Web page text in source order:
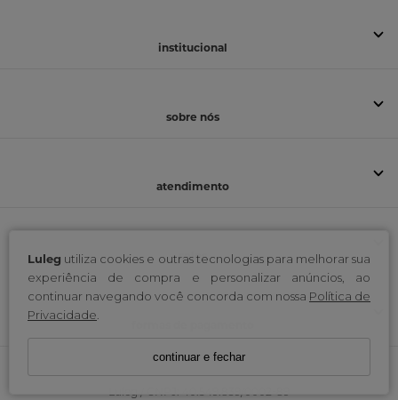
Luleg utiliza cookies e outras tecnologias para melhorar sua
experiência de compra e personalizar anúncios, ao
continuar navegando você concorda com nossa Política de
Privacidade
continuar e fechar
institucional
sobre nós
atendimento
selos